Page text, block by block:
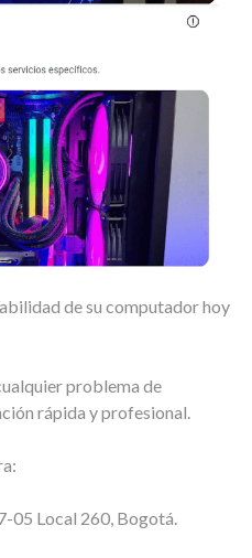
de su computador hoy
problema de
rápida y profesional.
05 Local 260, Bogotá.